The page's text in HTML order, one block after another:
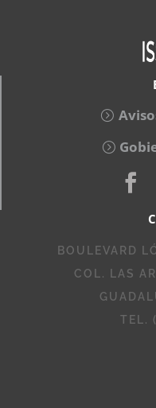
BOULEVARD
COL. LAS
TEL.